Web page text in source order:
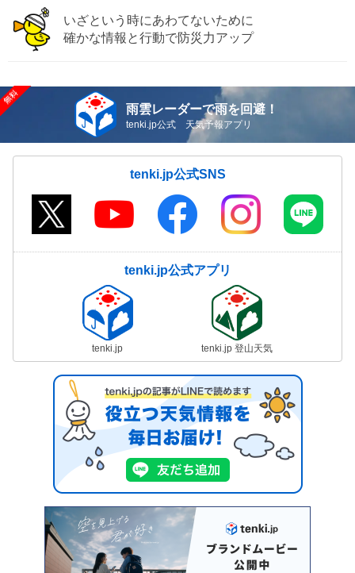
いざという時にあわてないために
確かな情報と行動で防災力アップ
雨雲レーダーで雨を回避！
tenki.jp公式 天気予報アプリ
tenki.jp公式SNS
tenki.jp公式アプリ
tenki.jp tenki.jp 登山天気